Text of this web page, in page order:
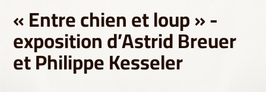
« Entre chien et loup » -
exposition d’Astrid Breuer
et Philippe Kesseler